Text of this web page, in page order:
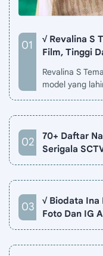
√ Revalina S
Film, Tinggi
Revalina S Temat merupakan seorang
model yang
70+ Daftar
Serigala
√ Biodata Ina
Foto Dan IG